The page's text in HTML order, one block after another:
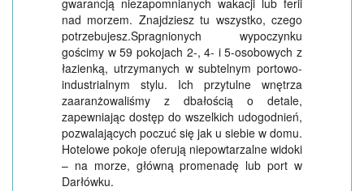
gwarancją niezapomnianych wakacji lub ferii
nad morzem. Znajdziesz tu wszystko, czego
potrzebujesz.Spragnionych wypoczynku
gościmy w 59 pokojach 2-, 4- i 5-osobowych z
łazienką, utrzymanych w subtelnym portowo-
industrialnym stylu. Ich przytulne wnętrza
zaaranżowaliśmy z dbałością o detale,
zapewniając dostęp do wszelkich udogodnień,
pozwalających poczuć się jak u siebie w domu.
Hotelowe pokoje oferują niepowtarzalne widoki
– na morze, główną promenadę lub port w
Darłówku.